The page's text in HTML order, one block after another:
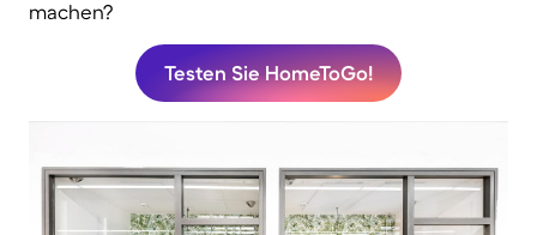
machen?
Testen Sie HomeToGo!